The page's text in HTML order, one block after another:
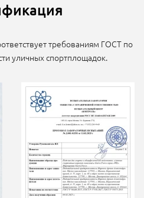
требованиям ГОСТ по
уличных спортплощадок.